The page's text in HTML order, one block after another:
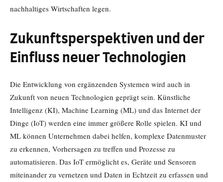
nachhaltiges Wirtschaften legen.
Zukunftsperspektiven und der
Einfluss neuer Technologien
Die Entwicklung von ergänzenden Systemen wird auch in
Zukunft von neuen Technologien geprägt sein. Künstliche
Intelligenz (KI), Machine Learning (ML) und das Internet der
Dinge (IoT) werden eine immer größere Rolle spielen. KI und
ML können Unternehmen dabei helfen, komplexe Datenmuster
zu erkennen, Vorhersagen zu treffen und Prozesse zu
automatisieren. Das IoT ermöglicht es, Geräte und Sensoren
miteinander zu vernetzen und Daten in Echtzeit zu erfassen und